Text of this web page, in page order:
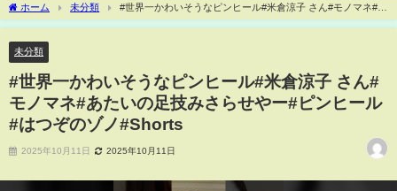
ホーム 未分類
#世界一かわいそうなピンヒール#米倉涼子 さん#モノマネ#あ
たいの足技みさらせやー#ピンヒール#はつぞのゾノ#Shorts
未分類
#世界一かわいそうなピンヒール#米倉涼子 さん#
モノマネ#あたいの足技みさらせやー#ピンヒール
#はつぞのゾノ#Shorts
2025年10月11日 2025年10月11日